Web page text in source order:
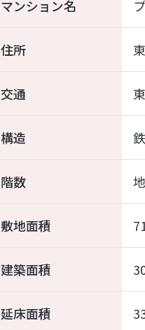
マンション名
住所
交通
構造
階数
敷地面積
建築面積
延床面積